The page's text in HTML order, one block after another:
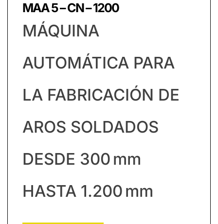
MAA 5 – CN – 1200
MÁQUINA
AUTOMÁTICA PARA
LA FABRICACIÓN DE
AROS SOLDADOS
DESDE 300 Mm
HASTA 1.200 Mm